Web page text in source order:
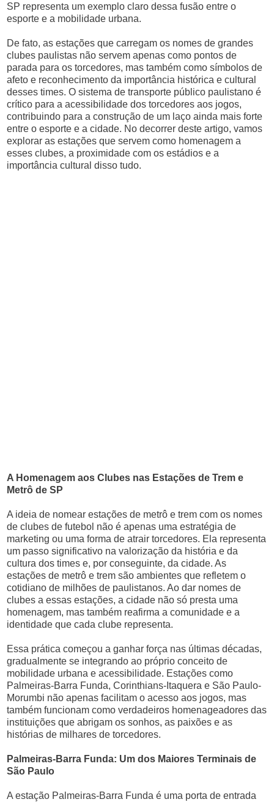
SP representa um exemplo claro dessa fusão entre o
esporte e a mobilidade urbana.
De fato, as estações que carregam os nomes de grandes
clubes paulistas não servem apenas como pontos de
parada para os torcedores, mas também como símbolos de
afeto e reconhecimento da importância histórica e cultural
desses times. O sistema de transporte público paulistano é
crítico para a acessibilidade dos torcedores aos jogos,
contribuindo para a construção de um laço ainda mais forte
entre o esporte e a cidade. No decorrer deste artigo, vamos
explorar as estações que servem como homenagem a
esses clubes, a proximidade com os estádios e a
importância cultural disso tudo.
A Homenagem aos Clubes nas Estações de Trem e
Metrô de SP
A ideia de nomear estações de metrô e trem com os nomes
de clubes de futebol não é apenas uma estratégia de
marketing ou uma forma de atrair torcedores. Ela representa
um passo significativo na valorização da história e da
cultura dos times e, por conseguinte, da cidade. As
estações de metrô e trem são ambientes que refletem o
cotidiano de milhões de paulistanos. Ao dar nomes de
clubes a essas estações, a cidade não só presta uma
homenagem, mas também reafirma a comunidade e a
identidade que cada clube representa.
Essa prática começou a ganhar força nas últimas décadas,
gradualmente se integrando ao próprio conceito de
mobilidade urbana e acessibilidade. Estações como
Palmeiras-Barra Funda, Corinthians-Itaquera e São Paulo-
Morumbi não apenas facilitam o acesso aos jogos, mas
também funcionam como verdadeiros homenageadores das
instituições que abrigam os sonhos, as paixões e as
histórias de milhares de torcedores.
Palmeiras-Barra Funda: Um dos Maiores Terminais de
São Paulo
A estação Palmeiras-Barra Funda é uma porta de entrada